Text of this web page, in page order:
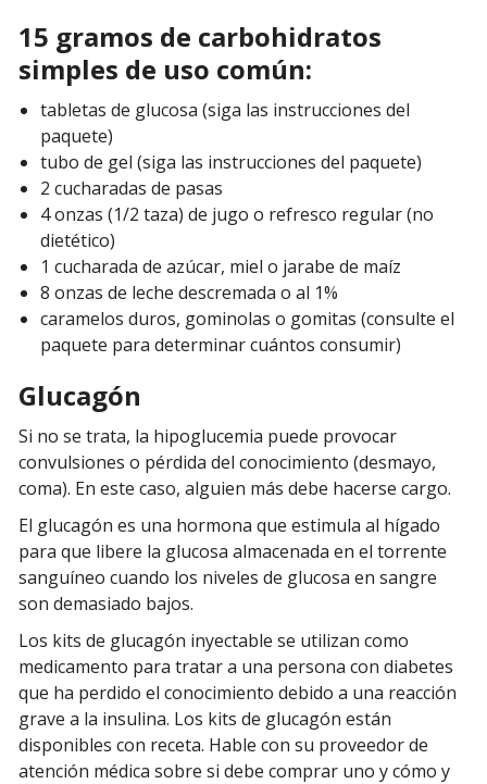
15 gramos de carbohidratos
simples de uso común:
tabletas de glucosa (siga las instrucciones del
paquete)
tubo de gel (siga las instrucciones del paquete)
2 cucharadas de pasas
4 onzas (1/2 taza) de jugo o refresco regular (no
dietético)
1 cucharada de azúcar, miel o jarabe de maíz
8 onzas de leche descremada o al 1%
caramelos duros, gominolas o gomitas (consulte el
paquete para determinar cuántos consumir)
Glucagón
Si no se trata, la hipoglucemia puede provocar
convulsiones o pérdida del conocimiento (desmayo,
coma). En este caso, alguien más debe hacerse cargo.
El glucagón es una hormona que estimula al hígado
para que libere la glucosa almacenada en el torrente
sanguíneo cuando los niveles de glucosa en sangre
son demasiado bajos.
Los kits de glucagón inyectable se utilizan como
medicamento para tratar a una persona con diabetes
que ha perdido el conocimiento debido a una reacción
grave a la insulina. Los kits de glucagón están
disponibles con receta. Hable con su proveedor de
atención médica sobre si debe comprar uno y cómo y